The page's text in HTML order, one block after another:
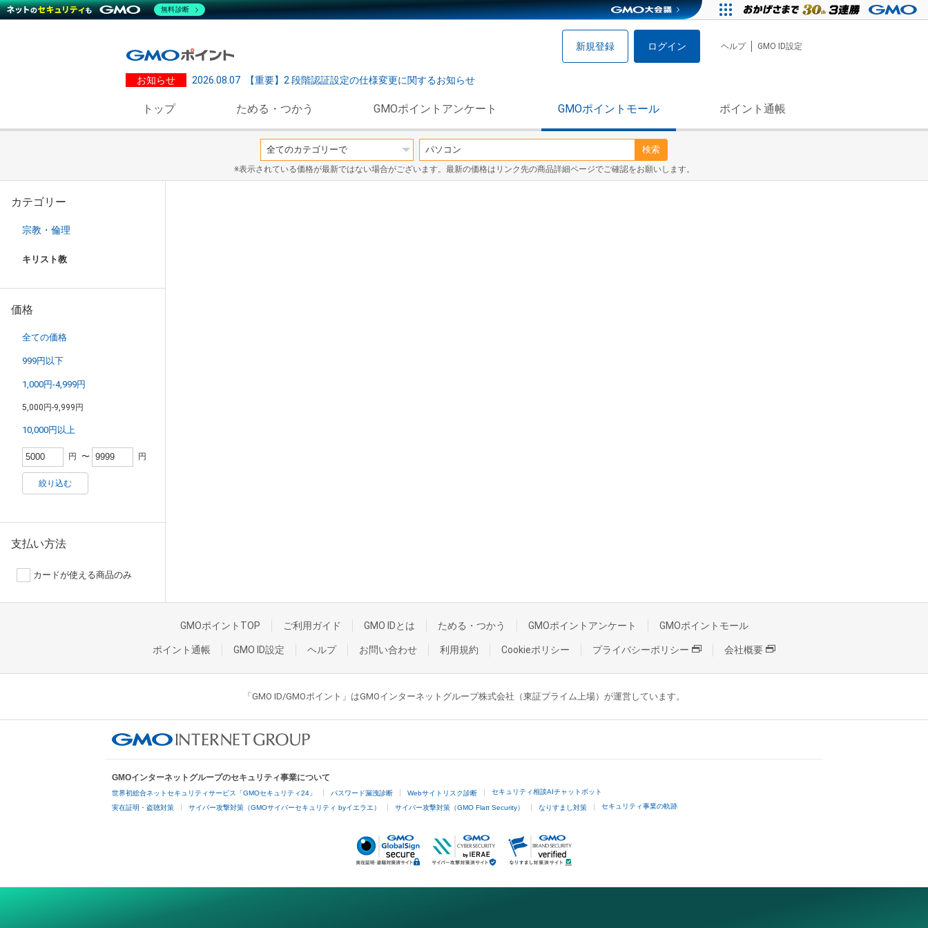
新規登録 ログイン ヘルプ GMO ID設定
お知らせ 2026.08.07 【重要】2 段階認証設定の仕様変更に関するお知らせ
トップ ためる・つかう GMOポイントアンケート GMOポイントモール ポイント通帳
検索
※表示されている価格が最新ではない場合がございます。最新の価格はリンク先の商品詳細ページでご確認をお願いします。
カテゴリー
宗教・倫理
キリスト教
価格
全ての価格
999円以下
1,000円-4,999円
5,000円-9,999円
10,000円以上
円 〜 円
絞り込む
支払い方法
カードが使える商品のみ
GMOポイントTOP ご利用ガイド GMO IDとは ためる・つかう GMOポイントアンケート GMOポイントモール
ポイント通帳 GMO ID設定 ヘルプ お問い合わせ 利用規約 Cookieポリシー プライバシーポリシー 会社概要
「GMO ID/GMOポイント」はGMOインターネットグループ株式会社（東証プライム上場）が運営しています。
GMOインターネットグループのセキュリティ事業について
世界初総合ネットセキュリティサービス「GMOセキュリティ24」 パスワード漏洩診断 Webサイトリスク診断 セキュリティ相談AIチャットボット
実在証明・盗聴対策 サイバー攻撃対策（GMOサイバーセキュリティ byイエラエ） サイバー攻撃対策（GMO Flatt Security） なりすまし対策 セキュリティ事業の軌跡
無料診断